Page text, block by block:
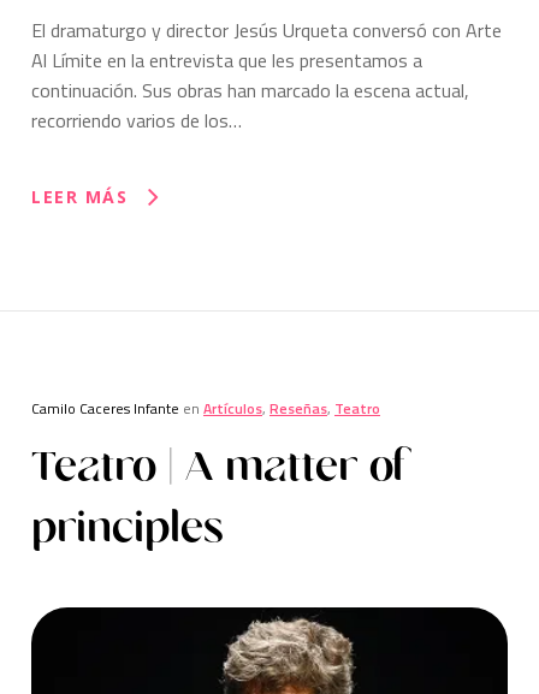
El dramaturgo y director Jesús Urqueta conversó con Arte
Al Límite en la entrevista que les presentamos a
continuación. Sus obras han marcado la escena actual,
recorriendo varios de los…
LEER MÁS
Camilo Caceres Infante en Artículos, Reseñas, Teatro
Teatro | A matter of
principles